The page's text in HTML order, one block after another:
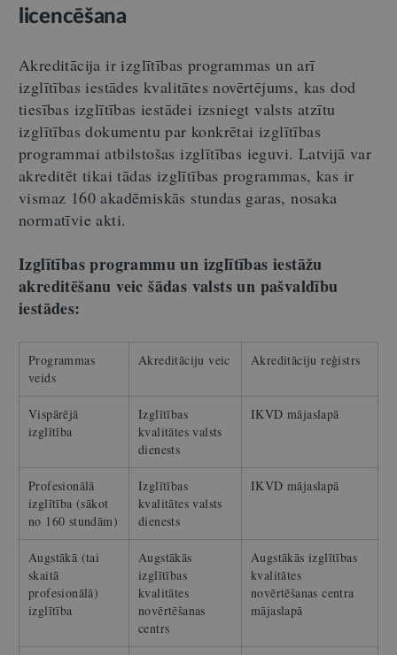
licencēšana
Akreditācija ir izglītības programmas un arī
izglītības iestādes kvalitātes novērtējums, kas dod
tiesības izglītības iestādei izsniegt valsts atzītu
izglītības dokumentu par konkrētai izglītības
programmai atbilstošas izglītības ieguvi. Latvijā var
akreditēt tikai tādas izglītības programmas, kas ir
vismaz 160 akadēmiskās stundas garas, nosaka
normatīvie akti.
Izglītības programmu un izglītības iestāžu
akreditēšanu veic šādas valsts un pašvaldību
iestādes:
Programmas
veids
Akreditāciju veic Akreditāciju reģistrs
Vispārējā
izglītība
Izglītības
kvalitātes valsts
dienests
IKVD mājaslapā
Profesionālā
izglītība (sākot
no 160 stundām)
Izglītības
kvalitātes valsts
dienests
IKVD mājaslapā
Augstākā (tai
skaitā
profesionālā)
izglītība
Augstākās
izglītības
kvalitātes
novērtēšanas
centrs
Augstākās izglītības
kvalitātes
novērtēšanas centra
mājaslapā